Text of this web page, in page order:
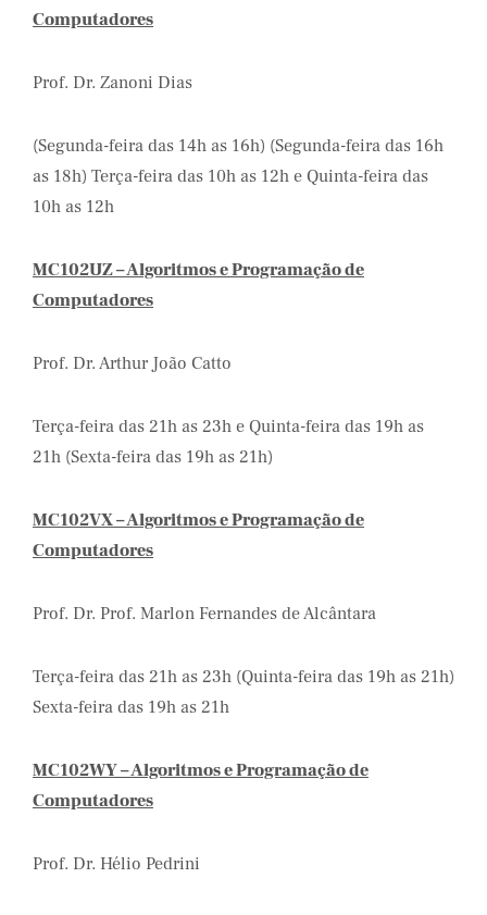
Computadores
Prof. Dr. Zanoni Dias
(Segunda-feira das 14h as 16h) (Segunda-feira das 16h
as 18h) Terça-feira das 10h as 12h e Quinta-feira das
10h as 12h
MC102UZ – Algoritmos e Programação de
Computadores
Prof. Dr. Arthur João Catto
Terça-feira das 21h as 23h e Quinta-feira das 19h as
21h (Sexta-feira das 19h as 21h)
MC102VX – Algoritmos e Programação de
Computadores
Prof. Dr. Prof. Marlon Fernandes de Alcântara
Terça-feira das 21h as 23h (Quinta-feira das 19h as 21h)
Sexta-feira das 19h as 21h
MC102WY – Algoritmos e Programação de
Computadores
Prof. Dr. Hélio Pedrini